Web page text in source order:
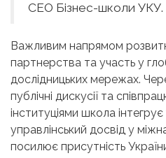
CEO Бізнес-школи УКУ.
Важливим напрямом
партнерства та участь у
дослідницьких мережах.
публічні дискусії та
інституціями школа інтегрує
управлінський досвід у
посилює присутність